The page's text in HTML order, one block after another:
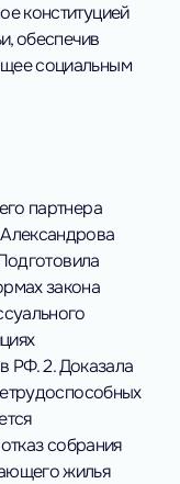
конституцией
обеспечив
социальным
партнера
закона
РФ.2. Доказала
собрания
жилья